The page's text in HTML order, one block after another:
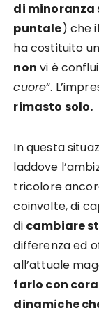
di minoranza
puntale) che
ha costituito
non vi è
cuore“.
rimasto solo.
In questa
laddove
tricolore
coinvolte, di
di cambiare
differenza ed
all’attuale
farlo con
dinamiche